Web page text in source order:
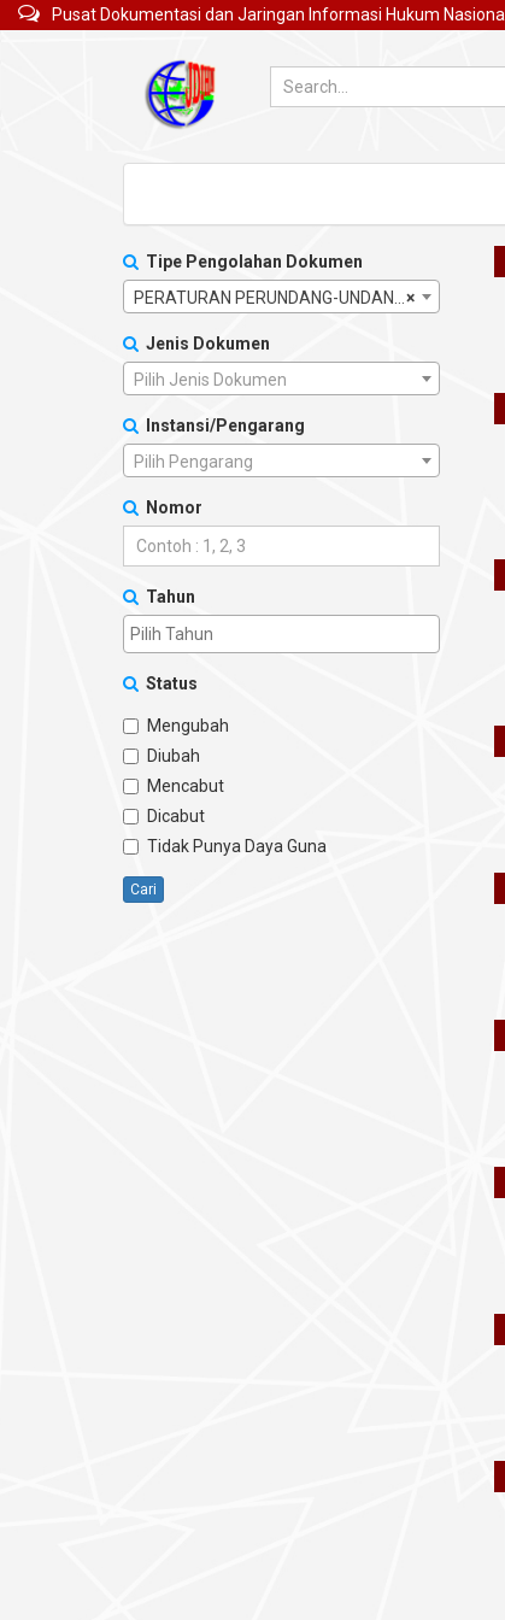
Pusat Dokumentasi dan Jaringan Informasi Hukum Nasional
Tipe Pengolahan Dokumen
×
PERATURAN PERUNDANG-UNDANGAN
Jenis Dokumen
Pilih Jenis Dokumen
Instansi/Pengarang
Pilih Pengarang
Nomor
Tahun
Status
Mengubah
Diubah
Mencabut
Dicabut
Tidak Punya Daya Guna
Cari